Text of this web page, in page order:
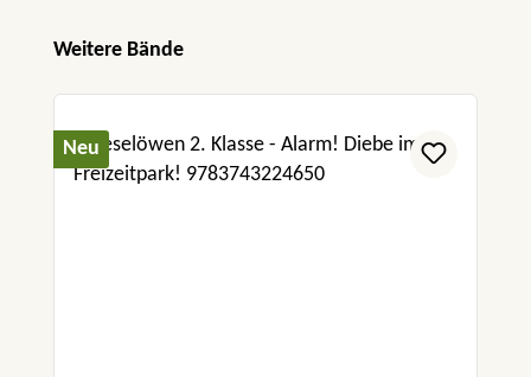
Produktgalerie überspringen
Weitere Bände
Neu